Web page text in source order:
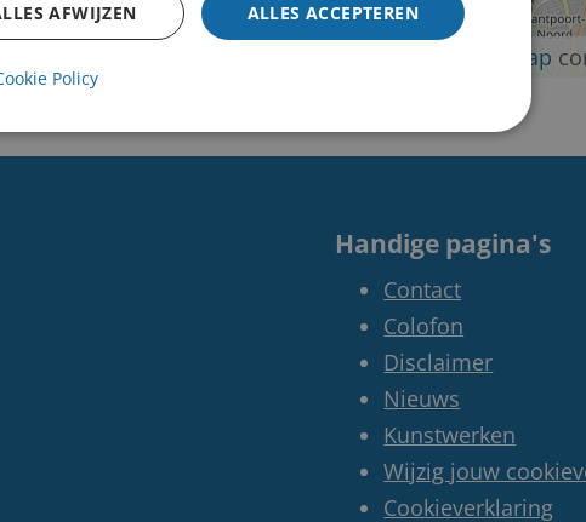
OpenStreetMap
Handige pagina's
Contact
Colofon
Disclaimer
Nieuws
Kunstwerken
Wijzig jouw
Cookieverklaring
ALLES ACCEPTEREN
AFWIJZEN
Policy